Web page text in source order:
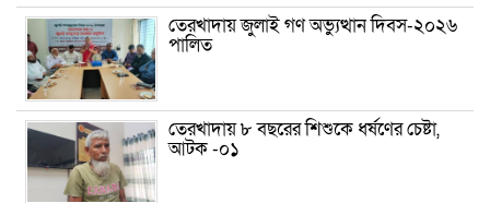
তেরখাদায় জুলাই গণ অভ্যুত্থান দিবস-২০২৬
পালিত
তেরখাদায় ৮ বছরের শিশুকে ধর্ষণের চেষ্টা,
আটক -০১